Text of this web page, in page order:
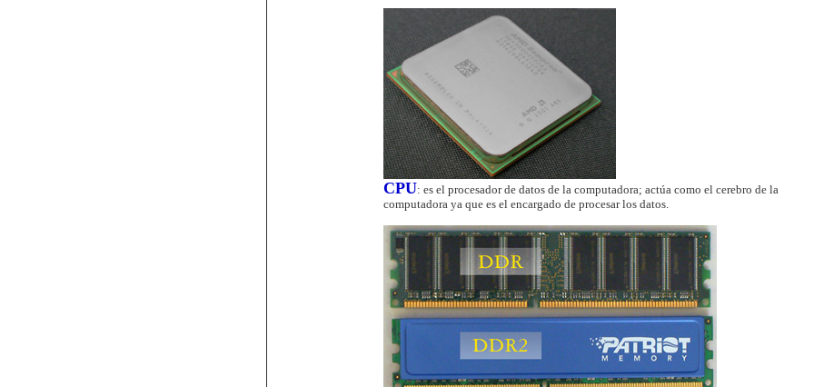
CPU: es el procesador de datos de la computadora; actúa como el cerebro de la
computadora ya que es el encargado de procesar los datos.